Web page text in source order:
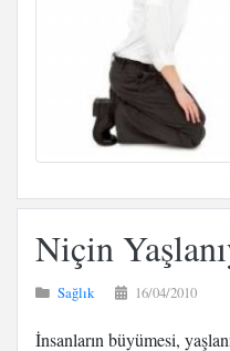
Niçin
Sağlık 16/04/2010
İnsanların büyümesi,